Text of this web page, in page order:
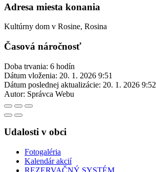
Adresa miesta konania
Kultúrny dom v Rosine, Rosina
Časová náročnosť
Doba trvania: 6 hodín
Dátum vloženia: 20. 1. 2026 9:51
Dátum poslednej aktualizácie: 20. 1. 2026 9:52
Autor: Správca Webu
Udalosti v obci
Fotogaléria
Kalendár akcií
REZERVAČNÝ SYSTÉM